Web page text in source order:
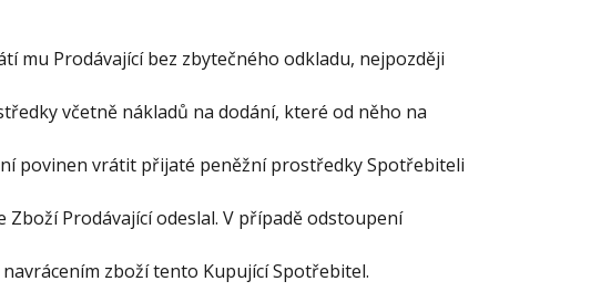
mu Prodávající bez zbytečného odkladu, nejpozději
včetně nákladů na dodání, které od něho na
povinen vrátit přijaté peněžní prostředky Spotřebiteli
Prodávající odeslal. V případě odstoupení
zboží tento Kupující Spotřebitel.